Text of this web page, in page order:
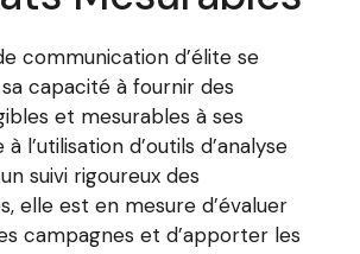
communication d’élite se
capacité à fournir des
et mesurables à ses
l’utilisation d’outils d’analyse
suivi rigoureux des
elle est en mesure d’évaluer
campagnes et d’apporter les